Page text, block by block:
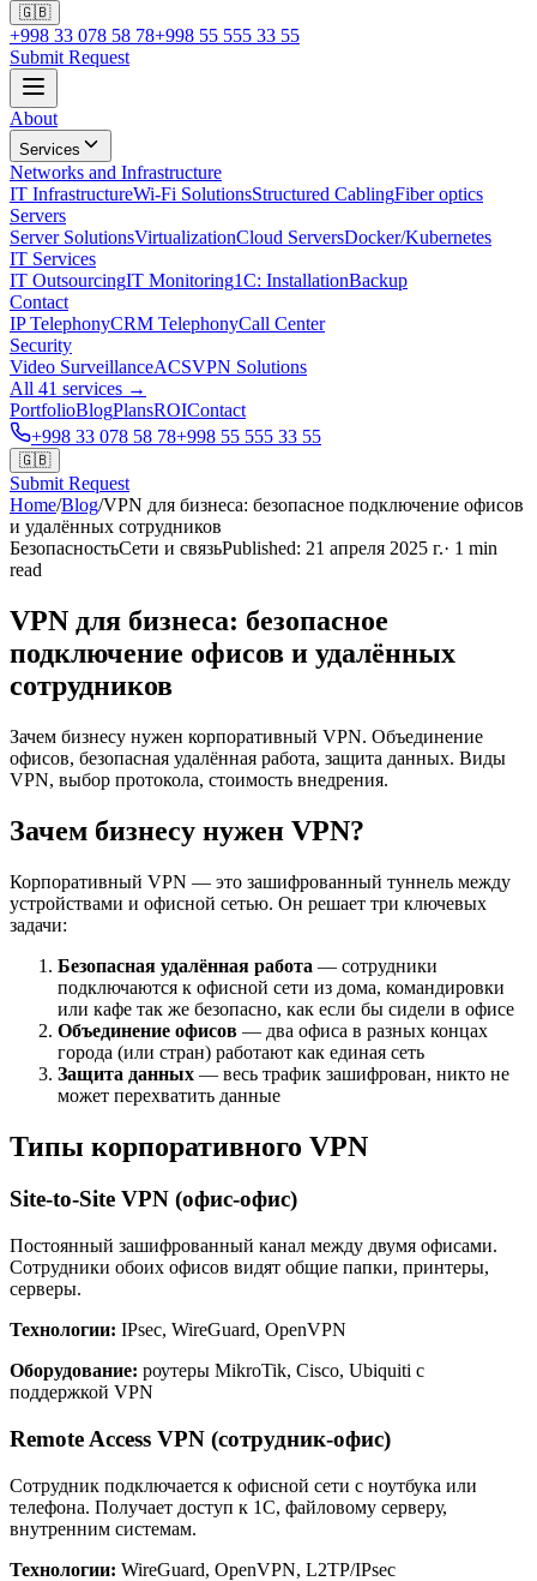
🇬🇧
+998 33 078 58 78+998 55 555 33 55
Submit Request
About
Services
Networks and Infrastructure
IT InfrastructureWi-Fi SolutionsStructured CablingFiber optics
Servers
Server SolutionsVirtualizationCloud ServersDocker/Kubernetes
IT Services
IT OutsourcingIT Monitoring1C: InstallationBackup
Contact
IP TelephonyCRM TelephonyCall Center
Security
Video SurveillanceACSVPN Solutions
All 41 services →
PortfolioBlogPlansROIContact
+998 33 078 58 78+998 55 555 33 55
🇬🇧
Submit Request
Home/Blog/VPN для бизнеса: безопасное подключение офисов
и удалённых сотрудников
БезопасностьСети и связьPublished: 21 апреля 2025 г.· 1 min
read
VPN для бизнеса: безопасное
подключение офисов и удалённых
сотрудников
Зачем бизнесу нужен корпоративный VPN. Объединение
офисов, безопасная удалённая работа, защита данных. Виды
VPN, выбор протокола, стоимость внедрения.
Зачем бизнесу нужен VPN?
Корпоративный VPN — это зашифрованный туннель между
устройствами и офисной сетью. Он решает три ключевых
задачи:
Безопасная удалённая работа — сотрудники
подключаются к офисной сети из дома, командировки
или кафе так же безопасно, как если бы сидели в офисе
Объединение офисов — два офиса в разных концах
города (или стран) работают как единая сеть
Защита данных — весь трафик зашифрован, никто не
может перехватить данные
Типы корпоративного VPN
Site-to-Site VPN (офис-офис)
Постоянный зашифрованный канал между двумя офисами.
Сотрудники обоих офисов видят общие папки, принтеры,
серверы.
Технологии: IPsec, WireGuard, OpenVPN
Оборудование: роутеры MikroTik, Cisco, Ubiquiti с
поддержкой VPN
Remote Access VPN (сотрудник-офис)
Сотрудник подключается к офисной сети с ноутбука или
телефона. Получает доступ к 1С, файловому серверу,
внутренним системам.
Технологии: WireGuard, OpenVPN, L2TP/IPsec